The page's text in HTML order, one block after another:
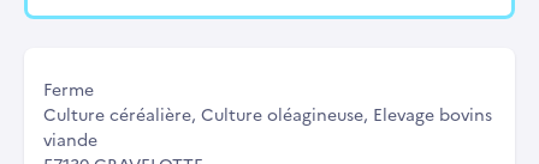
Ferme
Culture céréalière, Culture oléagineuse, Elevage bovins
viande